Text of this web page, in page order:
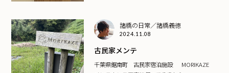
諸橋の日常／諸橋義徳
2024.11.08
古民家メンテ
千葉県鋸南町 古民家宿泊施設 MORIKAZE